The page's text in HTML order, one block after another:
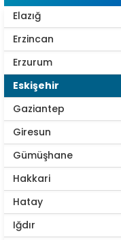
Elazığ
Erzincan
Erzurum
Eskişehir
Gaziantep
Giresun
Gümüşhane
Hakkari
Hatay
Iğdır